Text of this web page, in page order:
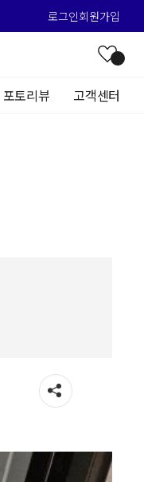
로그인회원가입
포토리뷰 고객센터